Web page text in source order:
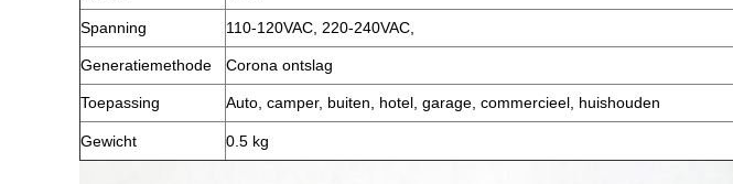
Spanning 110-120VAC, 220-240VAC,
Generatiemethode Corona ontslag
Toepassing Auto, camper, buiten, hotel, garage, commercieel, huishouden
Gewicht 0.5 kg